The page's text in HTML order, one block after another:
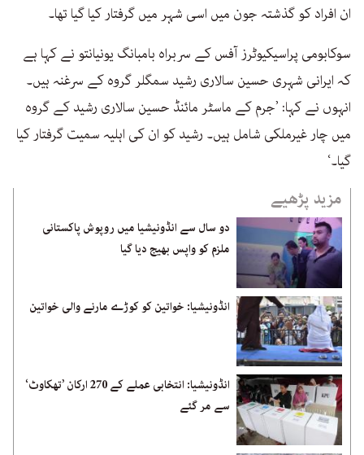
ان افراد کو گذشتہ جون میں اسی شہر میں گرفتار کیا گیا تھا۔
سوکابومی پراسیکیوٹرز آفس کے سربراہ بامبانگ یونیانتو نے کہا ہے
کہ ایرانی شہری حسین سالاری رشید سمگلر گروہ کے سرغنہ ہیں۔
انہوں نے کہا: ’جرم کے ماسٹر مائنڈ حسین سالاری رشید کے گروہ
میں چار غیرملکی شامل ہیں۔ رشید کو ان کی اہلیہ سمیت گرفتار کیا
گیا۔‘
مزید پڑھیے
دو سال سے انڈونیشیا میں روپوش پاکستانی
ملزم کو واپس بھیج دیا گیا
انڈونیشیا: خواتین کو کوڑے مارنے والی خواتین
انڈونیشیا: انتخابی عملے کے 270 ارکان ’تھکاوٹ‘
سے مر گئے